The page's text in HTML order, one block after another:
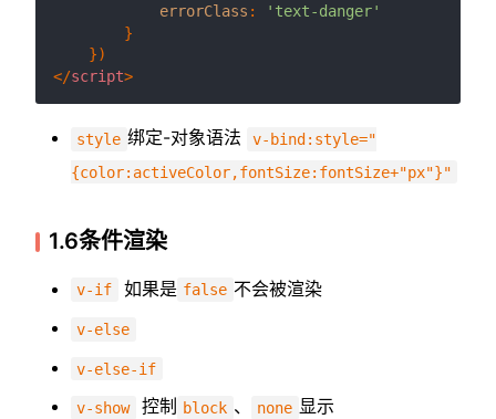
errorClass :
'text-danger'
        }
</script>
style 绑定-对象语法
v-bind:style="
{color:activeColor,fontSize:fontSize+"px"}"
1.6条件渲染
v-if 如果是 false 不会被渲染
v-else
v-else-if
v-show 控制 block 、 none 显示